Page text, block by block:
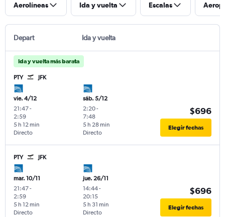
Aerolíneas Ida y vuelta Escalas
Depart Ida y vuelta
Ida y vuelta más barata
PTY JFK
vie. 4/12
21:47-
2:59
Directo
5 h 12 min
sáb. 5/12
2:20-
7:48
Directo
5 h 28 min
$696
Elegir fechas
PTY JFK
mar. 10/11
21:47-
2:59
Directo
5 h 12 min
jue. 26/11
14:44-
20:15
Directo
5 h 31 min
$696
Elegir fechas